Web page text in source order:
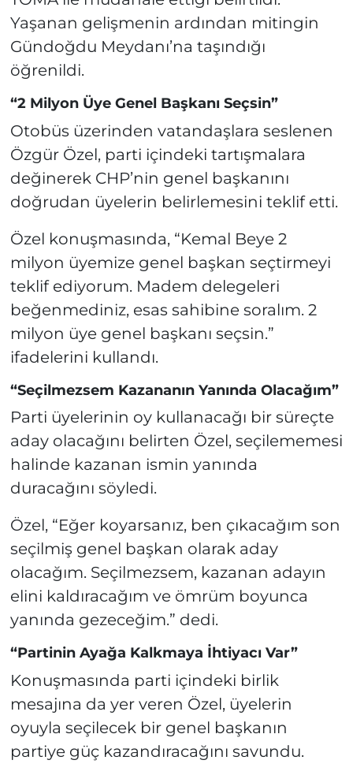
Yaşanan gelişmenin ardından mitingin
Gündoğdu Meydanı’na taşındığı
öğrenildi.
“2 Milyon Üye Genel Başkanı Seçsin”
Otobüs üzerinden vatandaşlara seslenen
Özgür Özel, parti içindeki tartışmalara
değinerek CHP’nin genel başkanını
doğrudan üyelerin belirlemesini teklif etti.
Özel konuşmasında, “Kemal Beye 2
milyon üyemize genel başkan seçtirmeyi
teklif ediyorum. Madem delegeleri
beğenmediniz, esas sahibine soralım. 2
milyon üye genel başkanı seçsin.”
ifadelerini kullandı.
“Seçilmezsem Kazananın Yanında Olacağım”
Parti üyelerinin oy kullanacağı bir süreçte
aday olacağını belirten Özel, seçilememesi
halinde kazanan ismin yanında
duracağını söyledi.
Özel, “Eğer koyarsanız, ben çıkacağım son
seçilmiş genel başkan olarak aday
olacağım. Seçilmezsem, kazanan adayın
elini kaldıracağım ve ömrüm boyunca
yanında gezeceğim.” dedi.
“Partinin Ayağa Kalkmaya İhtiyacı Var”
Konuşmasında parti içindeki birlik
mesajına da yer veren Özel, üyelerin
oyuyla seçilecek bir genel başkanın
partiye güç kazandıracağını savundu.